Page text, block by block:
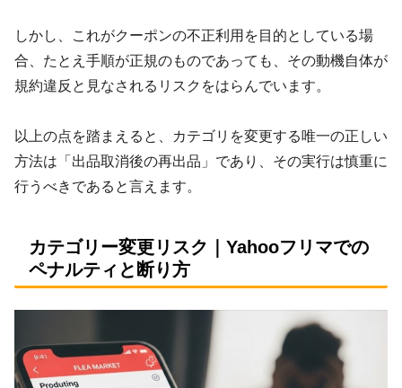
しかし、これがクーポンの不正利用を目的としている場
合、たとえ手順が正規のものであっても、その動機自体が
規約違反と見なされるリスクをはらんでいます。
以上の点を踏まえると、カテゴリを変更する唯一の正しい
方法は「出品取消後の再出品」であり、その実行は慎重に
行うべきであると言えます。
カテゴリー変更リスク｜Yahooフリマでの
ペナルティと断り方